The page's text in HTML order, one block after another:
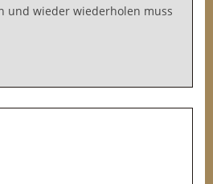
und wieder wiederholen muss